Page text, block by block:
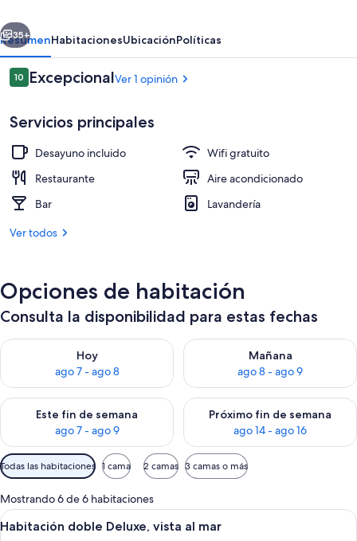
Vista desde la propiedad
Siguiente
35+
ResumenHabitacionesUbicaciónPolíticas
Opiniones
1010 de 10
ExcepcionalVer 1 opinión
Servicios principales
Desayuno incluido
Wifi gratuito
Restaurante
Aire acondicionado
Bar
Lavandería
Ver todos
Opciones de habitación
Consulta la disponibilidad para estas fechas
Hoy
ago 7 - ago 8
Consulta la disponibilidad para hoy ago 7 - ago 8
Mañana
ago 8 - ago 9
Consulta la disponibilidad
Este fin de semana
ago 7 - ago 9
Consulta la disponibilidad para este fin de semana ago 7 -
Próximo fin de semana
ago 14 - ago 16
Consulta la disponibilidad
Filtros
disponibles
para
las
habitaciones
Todas las habitaciones 1 cama 2 camas 3 camas o más
Mostrando 6 de 6 habitaciones
Ver
todas
Habitación de hotel con cama,
4
Habitación doble Deluxe, vista al mar